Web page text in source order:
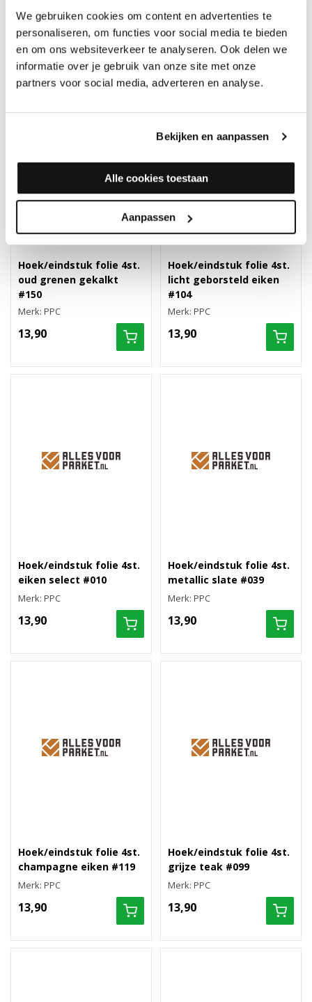
We gebruiken cookies om content en advertenties te
personaliseren, om functies voor social media te bieden
en om ons websiteverkeer te analyseren. Ook delen we
informatie over je gebruik van onze site met onze
partners voor social media, adverteren en analyse.
Bekijken en aanpassen
Alle cookies toestaan
Aanpassen
Merk: PPC
13,90
Merk: PPC
13,90
Hoek/eindstuk folie 4st.
oud grenen gekalkt
#150
Merk: PPC
13,90
Hoek/eindstuk folie 4st.
licht geborsteld eiken
#104
Merk: PPC
13,90
Hoek/eindstuk folie 4st.
eiken select #010
Merk: PPC
13,90
Hoek/eindstuk folie 4st.
metallic slate #039
Merk: PPC
13,90
Hoek/eindstuk folie 4st.
champagne eiken #119
Merk: PPC
13,90
Hoek/eindstuk folie 4st.
grijze teak #099
Merk: PPC
13,90